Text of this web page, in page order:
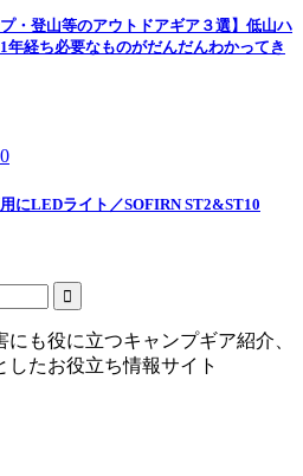
プ・登山等のアウトドアギア３選】低山ハ
年経ち必要なものがだんだんわかってき
にLEDライト／SOFIRN ST2&ST10
も役に立つキャンプギア紹介、
たお役立ち情報サイト